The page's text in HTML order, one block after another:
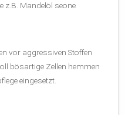
z.B. Mandelöl seone
vor aggressiven Stoffen
bösartige Zellen hemmen
eingesetzt.